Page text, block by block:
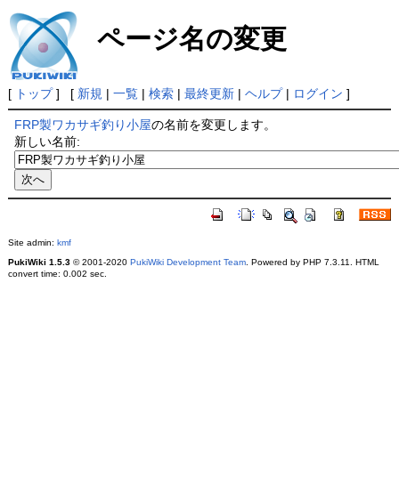
ページ名の変更
[ トップ] [ 新規 | 一覧| 検索| 最終更新| ヘルプ| ログイン ]
FRP製ワカサギ釣り小屋の名前を変更します。
新しい名前:
Site admin: kmf
PukiWiki 1.5.3© 2001-2020 PukiWiki Development Team. Powered by PHP 7.3.11. HTML
convert time: 0.002 sec.